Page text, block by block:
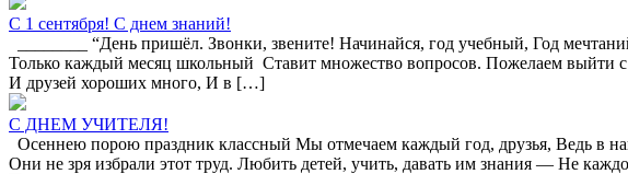
С 1 сентября! С днем знаний!
________ “День пришёл. Звонки, звените! Начинайся, год учебный, Год
Только каждый месяц школьный Ставит множество вопросов. Пожелаем выйти
И друзей хороших много, И в […]
С ДНЕМ УЧИТЕЛЯ!
Осеннею порою праздник классный Мы отмечаем каждый год, друзья, Ведь в
Они не зря избрали этот труд. Любить детей, учить, давать им знания — Не